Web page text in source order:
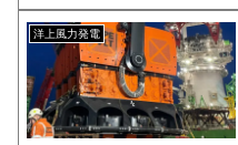
洋上風力発電